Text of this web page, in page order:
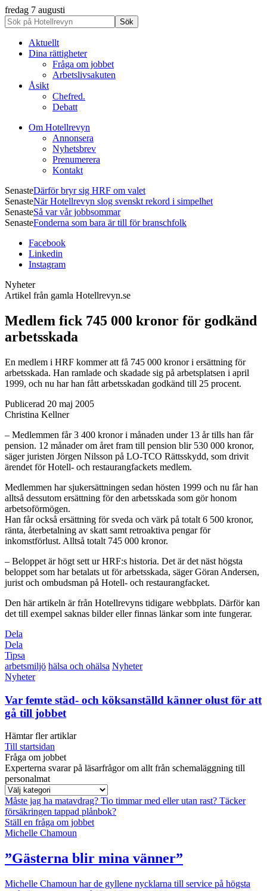
fredag 7 augusti
Aktuellt
Dina rättigheter
Fråga om jobbet
Arbetslivsakuten
Åsikt
Chefred.
Debatt
Om Hotellrevyn
Annonsera
Nyhetsbrev
Prenumerera
Kontakt
SenasteDärför bryr sig HRF om valet
SenasteNär Hotellrevyn slog svenskt rekord i simpelhet
SenasteSå var vår jobbsommar
SenasteFonderna som bara är till för branschfolk
Facebook
Linkedin
Instagram
Nyheter
Artikel från gamla Hotellrevyn.se
Medlem fick 745 000 kronor för godkänd
arbetsskada
En medlem i HRF kommer att få 745 000 kronor i ersättning för
arbetsskada. Han ramlade och skadade sig på arbetsplatsen i april
1999, och nu har han fått arbetsskadan godkänd till 25 procent.
Publicerad 20 maj 2005
Christina Kellner
– Medlemmen får 3 400 kronor i månaden under 13 år tills han får
pension. 12 månader om året fram till pension blir 530 000 kronor,
säger juristen Jörgen Nilsson på LO-TCO Rättsskydd, som drivit
ärendet för Hotell- och restaurangfackets medlem.
Medlemmen har sjukersättningen sedan hösten 1999 och nu får han
alltså dessutom ersättning för den arbetsskada som gör honom
arbetsoförmögen.
Han får också ersättning för sveda och värk på totalt 6 500 kronor,
ränta, återbetalning av skatt samt retroaktiva pengar för
inkomstförlust. Alltså totalt 745 000 kronor.
– Beloppet är högt sett ur HRF:s historia. Det är det näst högsta
beloppet som har betalats ut för arbetsskada, säger Göran Andersen,
jurist och ombudsman på Hotell- och restaurangfacket.
Den här artikeln är från Hotellrevyns tidigare webbplats. Därför kan
det till exempel saknas bilder eller finnas länkar som inte fungerar.
Dela
Dela
Tipsa
arbetsmiljö hälsa och ohälsa Nyheter
Nyheter
Var femte städ- och köksanställd känner olust för att
gå till jobbet
Hämtar fler artiklar
Till startsidan
Fråga om jobbet
Experterna svarar på läsarfrågor om allt från schemaläggning till
personalmat
Måste jag ha matavdrag? Tio timmar med eller utan rast? Täcker
försäkringen tappad plånbok?
Ställ en fråga om jobbet
Michelle Chamoun
”Gästerna blir mina vänner”
Michelle Chamoun har de gyllene nycklarna till service på högsta